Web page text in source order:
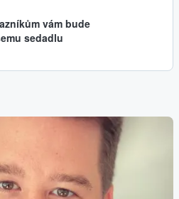
vám bude
sedadlu